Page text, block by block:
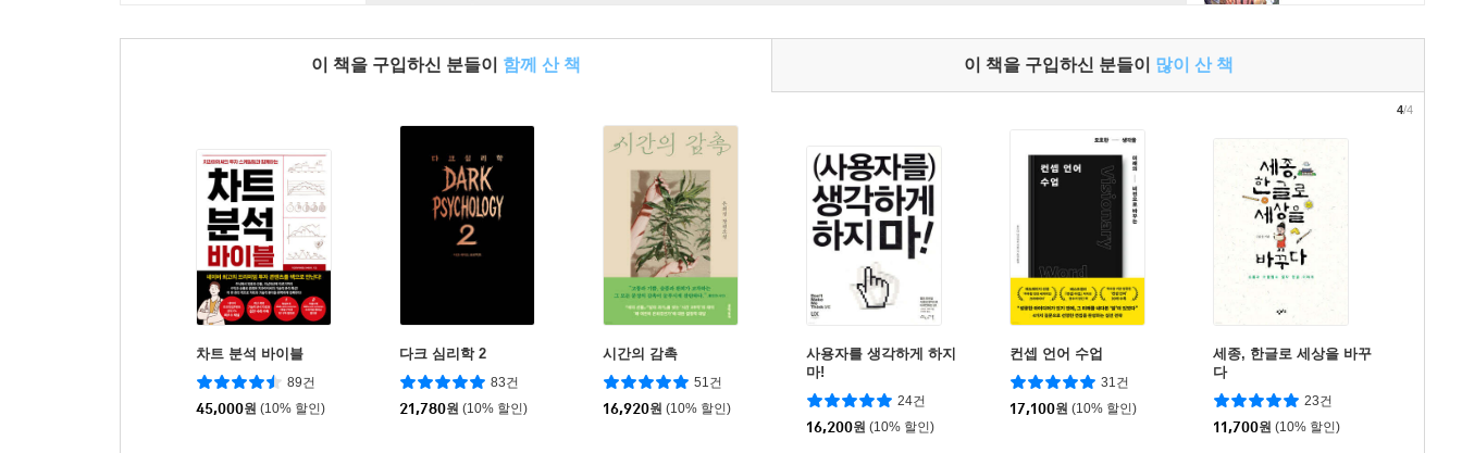
이 책을 구입하신 분들이 함께 산 책 이 책을 구입하신 분들이 많이 산 책
차트 분석 바이블
89건
45,000원 (10% 할인)
다크 심리학 2
83건
21,780원 (10% 할인)
시간의 감촉
51건
16,920원 (10% 할인)
사용자를 생각하게 하지
마!
24건
16,200원 (10% 할인)
컨셉 언어 수업
31건
17,100원 (10% 할인)
세종, 한글로 세상을 바꾸
다
23건
11,700원 (10% 할인)
4/4